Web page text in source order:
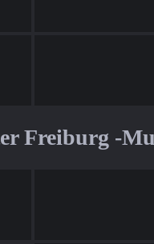
Freiburg -